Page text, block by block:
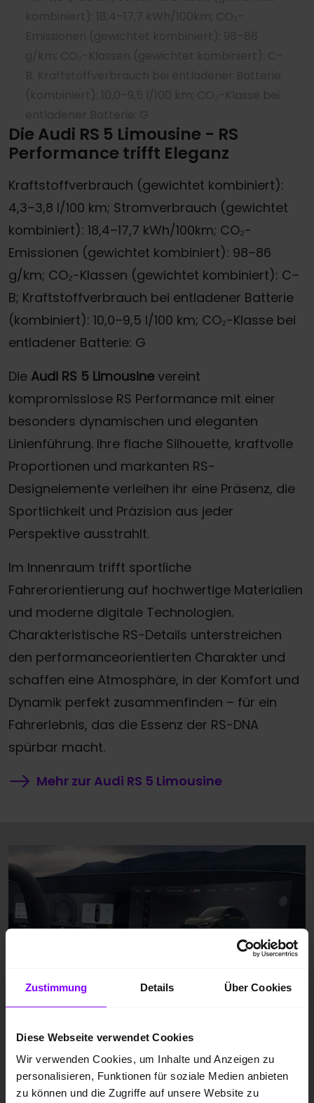
Zustimmung Details Über Cookies
Diese Webseite verwendet Cookies
Wir verwenden Cookies, um Inhalte und Anzeigen zu
personalisieren, Funktionen für soziale Medien anbieten
zu können und die Zugriffe auf unsere Website zu
Die Audi RS 5 Limousine - RS
Performance trifft Eleganz
Kraftstoffverbrauch (gewichtet kombiniert):
4,3–3,8 l/100 km; Stromverbrauch (gewichtet
kombiniert): 18,4–17,7 kWh/100km; CO₂-
Emissionen (gewichtet kombiniert): 98–86
g/km; CO₂-Klassen (gewichtet kombiniert): C–
B; Kraftstoffverbrauch bei entladener Batterie
(kombiniert): 10,0–9,5 l/100 km; CO₂-Klasse bei
entladener Batterie: G
Die Audi RS 5 Limousine vereint
kompromisslose RS Performance mit einer
besonders dynamischen und eleganten
Linienführung. Ihre flache Silhouette, kraftvolle
Proportionen und markanten RS-
Designelemente verleihen ihr eine Präsenz, die
Sportlichkeit und Präzision aus jeder
Perspektive ausstrahlt.
Im Innenraum trifft sportliche
Fahrerorientierung auf hochwertige Materialien
und moderne digitale Technologien.
Charakteristische RS-Details unterstreichen
den performanceorientierten Charakter und
schaffen eine Atmosphäre, in der Komfort und
Dynamik perfekt zusammenfinden – für ein
Fahrerlebnis, das die Essenz der RS-DNA
spürbar macht.
Mehr zur Audi RS 5 Limousine
Audi RS5 Limousine Kraftstoffverbrauch
(gewichtet kombiniert): 4,3–3,8 l/100 km;
Stromverbrauch (gewichtet kombiniert): 18,4–
17,7 kWh/100km; CO₂-Emissionen (gewichtet